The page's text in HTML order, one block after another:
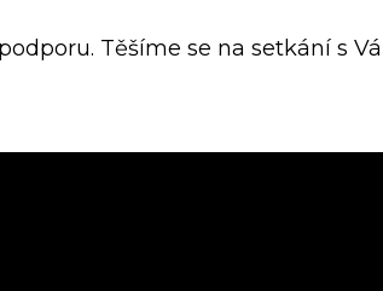
Těšíme se na setkání s